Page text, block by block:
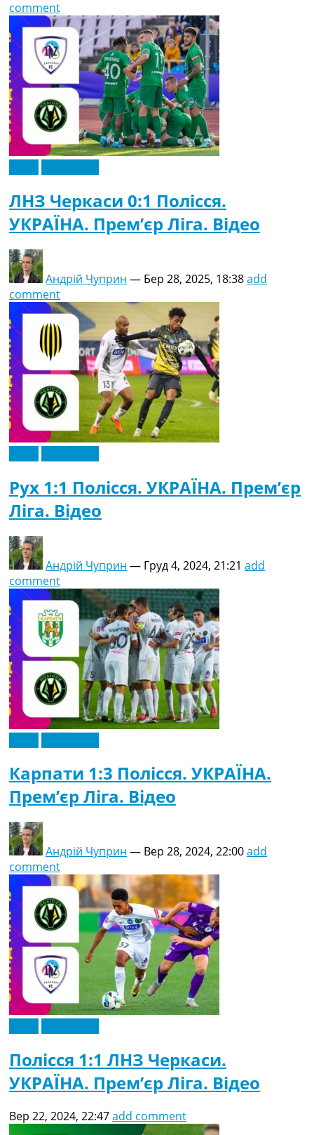
comment
ЛНЗ Черкаси 0:1 Полісся.
УКРАЇНА. Прем’єр Ліга. Відео
Андрій Чуприн — Бер 28, 2025, 18:38add
comment
Рух 1:1 Полісся. УКРАЇНА. Прем’єр
Ліга. Відео
Андрій Чуприн — Груд 4, 2024, 21:21 add
comment
Карпати 1:3 Полісся. УКРАЇНА.
Прем’єр Ліга. Відео
Андрій Чуприн — Вер 28, 2024, 22:00add
comment
Полісся 1:1 ЛНЗ Черкаси.
УКРАЇНА. Прем’єр Ліга. Відео
Вер 22, 2024, 22:47add comment